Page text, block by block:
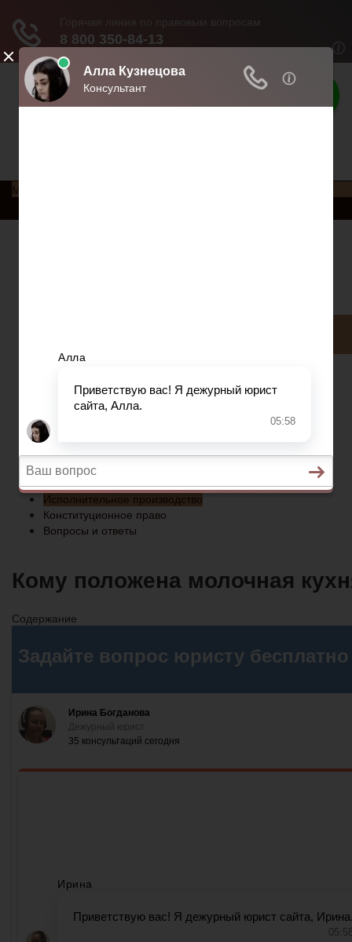
Права россиян
Меню
Вопросы и ответы
Главная
Социальное обеспечение
Квитанции ЖКХ
Исполнительное производство
Конституционное право
Вопросы и ответы
Кому положена молочная
Содержание